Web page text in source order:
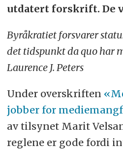
utdatert forskrift. De
Byråkratiet forsvarer
det tidspunkt da quo har
Laurence J. Peters
Under overskriften
jobber for
av tilsynet Marit
reglene er gode fordi